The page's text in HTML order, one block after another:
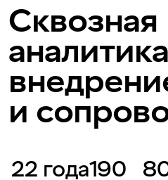
Сквозная
и
22 года190